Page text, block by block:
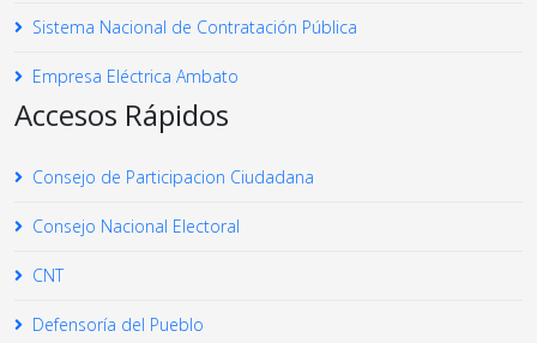
Sistema Nacional de Contratación Pública
Empresa Eléctrica Ambato
Accesos Rápidos
Consejo de Participacion Ciudadana
Consejo Nacional Electoral
CNT
Defensoría del Pueblo